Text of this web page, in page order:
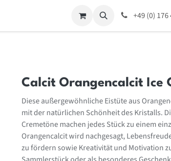
Kontaktieren Sie mich Home
+49 (0)
Calcit Orangencalcit Ice
Diese außergewöhnliche Eistüte aus
mit der natürlichen Schönheit des Kristalls.
Cremetöne machen jedes Stück zu einem
Orangencalcit wird nachgesagt,
zu fördern sowie Kreativität und Motivation